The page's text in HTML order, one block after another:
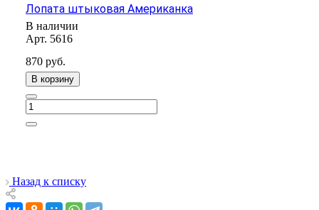
Лопата штыковая Американка
В наличии
Арт. 5616
870 руб.
В корзину
Назад к списку